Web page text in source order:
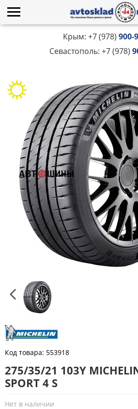
Крым: +7 (978) 900-
Севастополь: +7 (978)
Код товара: 553918
275/35/21 103Y
SPORT 4 S
Нет в наличии